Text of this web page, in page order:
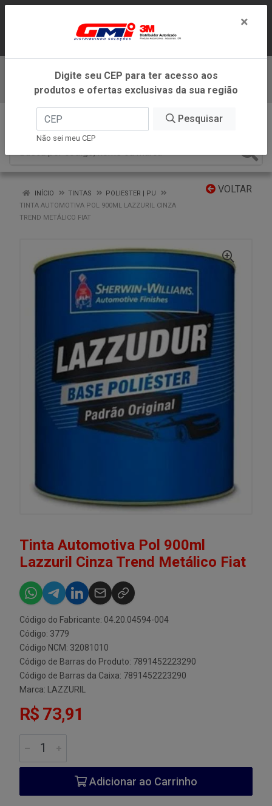
ATENDIMENTO DENTRO DO ESTADO DE
MINAS GERAIS.
Baixe já nosso APP
VOLTAR
INÍCIO TINTAS
POLIESTER | PU
TINTA AUTOMOTIVA POL 900ML LAZZURIL CINZA
TREND METÁLICO FIAT
Tinta Automotiva Pol 900ml
Lazzuril Cinza Trend Metálico Fiat
Código do Fabricante: 04.20.04594-004
Código: 3779
Código NCM: 32081010
Código de Barras do Produto: 7891452223290
Código de Barras da Caixa: 7891452223290
Marca: LAZZURIL
R$ 73,91
Adicionar ao Carrinho
×
Digite seu CEP para ter acesso aos
produtos e ofertas exclusivas da sua região
Pesquisar
Não sei meu CEP